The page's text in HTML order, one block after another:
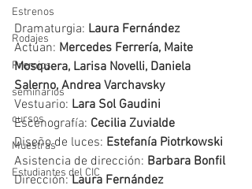
Estrenos
Rodajes
Premios
seminarios
cursos
Muestras
Estudiantes del CIC
Dramaturgia: Laura Fernández
Actúan: Mercedes Ferrería, Maite
Mosquera, Larisa Novelli, Daniela
Salerno, Andrea Varchavsky
Vestuario: Lara Sol Gaudini
Escenografía: Cecilia Zuvialde
Diseño de luces: Estefanía Piotrkowski
Asistencia de dirección: Barbara Bonfil
Dirección: Laura Fernández